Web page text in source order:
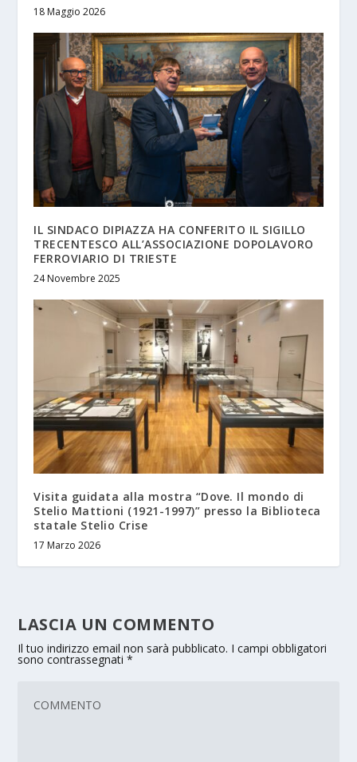
18 Maggio 2026
IL SINDACO DIPIAZZA HA CONFERITO IL SIGILLO
TRECENTESCO ALL’ASSOCIAZIONE DOPOLAVORO
FERROVIARIO DI TRIESTE
24 Novembre 2025
Visita guidata alla mostra “Dove. Il mondo di
Stelio Mattioni (1921-1997)” presso la Biblioteca
statale Stelio Crise
17 Marzo 2026
LASCIA UN COMMENTO
Il tuo indirizzo email non sarà pubblicato. I campi obbligatori
sono contrassegnati*